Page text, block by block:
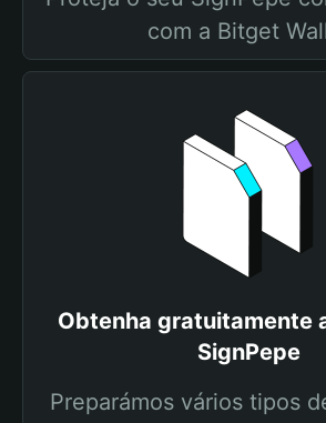
com a Bitget
Obtenha gratuitamente
SignPepe
Preparámos vários tipos